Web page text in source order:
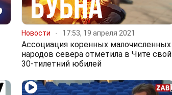
Новости 17:53, 19 апреля 2021
Ассоциация коренных малочисленных
народов севера отметила в Чите свой
30-тилетний юбилей